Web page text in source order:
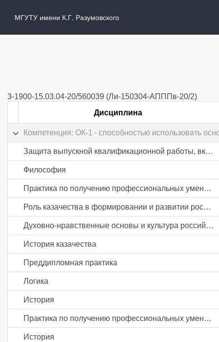
МГУТУ имени К.Г. Разумовского
3-1900-15.03.04-20/560039 (Ли-150304-АПППв-20/2)
Дисциплина
Компетенция: ОК-1 - способностью использовать
Защита выпускной квалификационной работы, включая подготовку к процедуре защиты и процедуру защиты
Философия
Практика по получению профессиональных умений и опыта профессиональной деятельности
Роль казачества в формировании и развитии российской государственности
Духовно-нравственные основы и культура российского казачества
История казачества
Преддипломная практика
Логика
История
Практика по получению профессиональных умений и опыта профессиональной деятельности
История